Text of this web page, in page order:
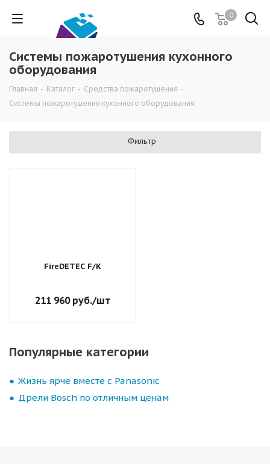
0
Системы пожаротушения кухонного
оборудования
Главная - Каталог - Средства пожаротушения -
Системы пожаротушения кухонного оборудования
Фильтр
FireDETEC F/K
211 960руб./шт
Популярные категории
Жизнь ярче вместе с Panasonic
Дрели Bosch по отличным ценам